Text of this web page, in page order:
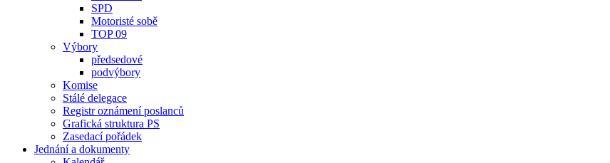
SPD
Motoristé sobě
TOP 09
Výbory
předsedové
podvýbory
Komise
Stálé delegace
Registr oznámení poslanců
Grafická struktura PS
Zasedací pořádek
Jednání a dokumenty